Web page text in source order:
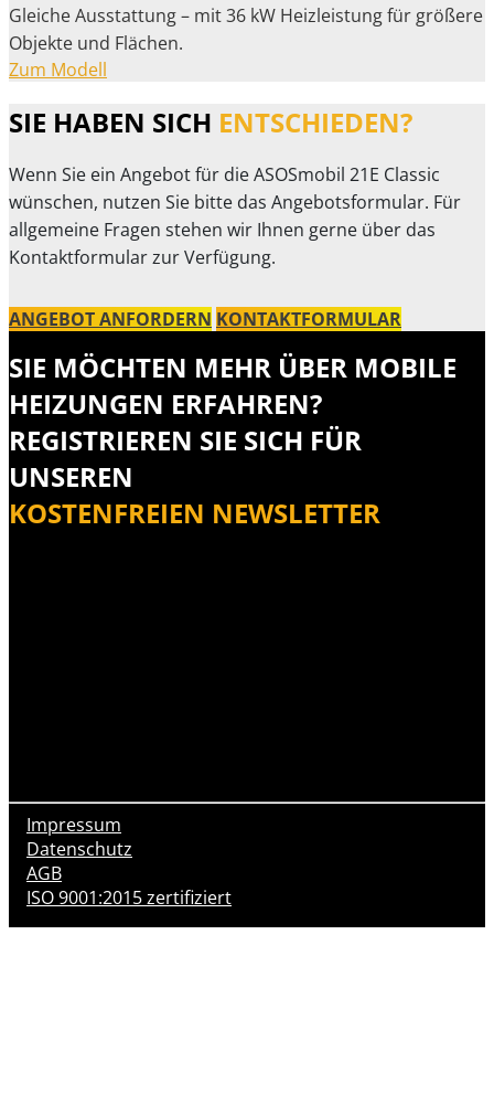
Gleiche Ausstattung – mit 36 kW Heizleistung für größere
Objekte und Flächen.
Zum Modell
SIE HABEN SICH ENTSCHIEDEN?
Wenn Sie ein Angebot für die ASOSmobil 21E Classic
wünschen, nutzen Sie bitte das Angebotsformular. Für
allgemeine Fragen stehen wir Ihnen gerne über das
Kontaktformular zur Verfügung.
ANGEBOT ANFORDERN KONTAKTFORMULAR
SIE MÖCHTEN MEHR ÜBER MOBILE
HEIZUNGEN ERFAHREN?
REGISTRIEREN SIE SICH FÜR
UNSEREN
KOSTENFREIEN NEWSLETTER
Impressum
Datenschutz
AGB
ISO 9001:2015 zertifiziert